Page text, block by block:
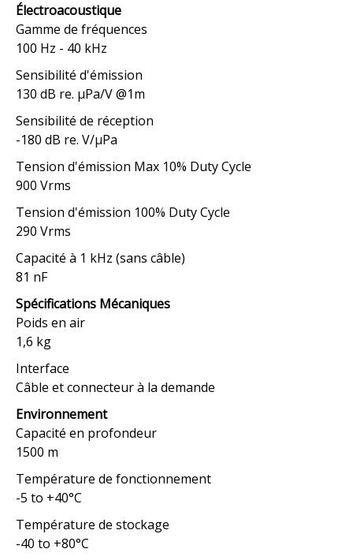
Électroacoustique
Gamme de fréquences
100 Hz - 40 kHz
Sensibilité d'émission
130 dB re. μPa/V @1m
Sensibilité de réception
-180 dB re. V/μPa
Tension d'émission Max 10% Duty Cycle
900 Vrms
Tension d'émission 100% Duty Cycle
290 Vrms
Capacité à 1 kHz (sans câble)
81 nF
Spécifications Mécaniques
Poids en air
1,6 kg
Interface
Câble et connecteur à la demande
Environnement
Capacité en profondeur
1500 m
Température de fonctionnement
-5 to +40°C
Température de stockage
-40 to +80°C